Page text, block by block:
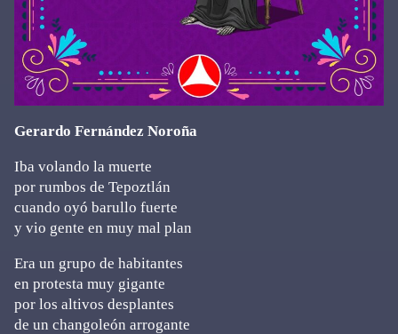
Gerardo Fernández Noroña
Iba volando la muerte
por rumbos de Tepoztlán
cuando oyó barullo fuerte
y vio gente en muy mal plan
Era un grupo de habitantes
en protesta muy gigante
por los altivos desplantes
de un changoleón arrogante